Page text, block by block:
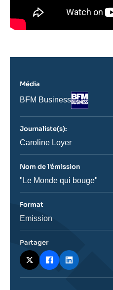
Média
Nom
journal,
ou
émission
BFM Business
Logo
Journaliste(s):
Journaliste
Caroline Loyer
Nom de l'émission
Nom
"Le Monde qui bouge"
Format
Catégorie
Emission
Partager